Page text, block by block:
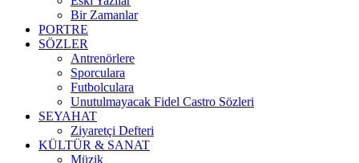
Bir Zamanlar
PORTRE
SÖZLER
Antrenörlere
Sporculara
Futbolculara
Unutulmayacak Fidel Castro Sözleri
SEYAHAT
Ziyaretçi Defteri
KÜLTÜR & SANAT
Müzik